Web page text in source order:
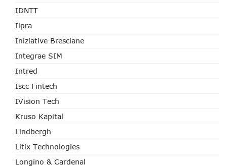
IDNTT
Ilpra
Iniziative Bresciane
Integrae SIM
Intred
Iscc Fintech
IVision Tech
Kruso Kapital
Lindbergh
Litix Technologies
Longino & Cardenal